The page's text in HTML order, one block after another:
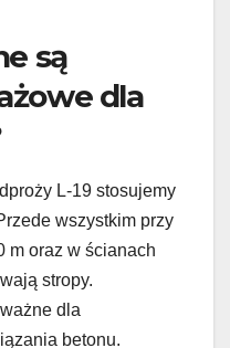
są
dla
L-19 stosujemy
wszystkim przy
m oraz w ścianach
stropy.
dla
betonu.